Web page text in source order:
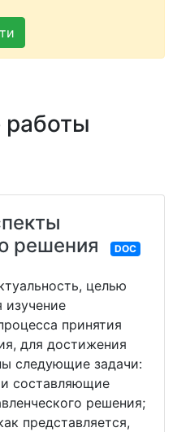
решения
DOC
целью
изучение
принятия
для достижения
следующие задачи:
составляющие
решения;
представляется,